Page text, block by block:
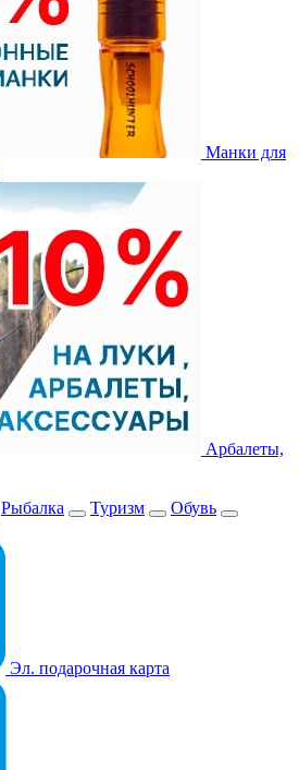
Манки для
Арбалеты,
Рыбалка Туризм
Обувь
Эл. подарочная карта